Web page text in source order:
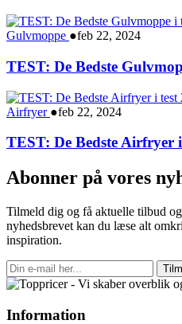
Gulvmoppe ●feb 22, 2024
TEST: De Bedste
Airfryer ●feb 22, 2024
TEST: De Bedste Airfryer
Abonner på vores
Tilmeld dig og få aktuelle tilbud
nyhedsbrevet kan du læse alt
inspiration.
Information